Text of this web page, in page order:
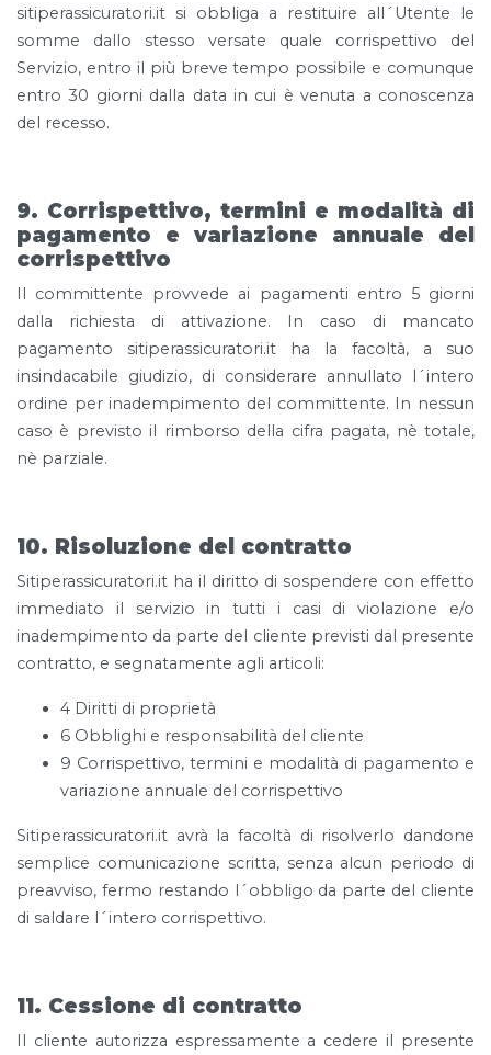
sitiperassicuratori.it si obbliga a restituire all´Utente le
somme dallo stesso versate quale corrispettivo del
Servizio, entro il più breve tempo possibile e comunque
entro 30 giorni dalla data in cui è venuta a conoscenza
del recesso.
9. Corrispettivo, termini e modalità di
pagamento e variazione annuale del
corrispettivo
Il committente provvede ai pagamenti entro 5 giorni
dalla richiesta di attivazione. In caso di mancato
pagamento sitiperassicuratori.it ha la facoltà, a suo
insindacabile giudizio, di considerare annullato l´intero
ordine per inadempimento del committente. In nessun
caso è previsto il rimborso della cifra pagata, nè totale,
nè parziale.
10. Risoluzione del contratto
Sitiperassicuratori.it ha il diritto di sospendere con effetto
immediato il servizio in tutti i casi di violazione e/o
inadempimento da parte del cliente previsti dal presente
contratto, e segnatamente agli articoli:
4 Diritti di proprietà
6 Obblighi e responsabilità del cliente
9 Corrispettivo, termini e modalità di pagamento e
variazione annuale del corrispettivo
Sitiperassicuratori.it avrà la facoltà di risolverlo dandone
semplice comunicazione scritta, senza alcun periodo di
preavviso, fermo restando l´obbligo da parte del cliente
di saldare l´intero corrispettivo.
11. Cessione di contratto
Il cliente autorizza espressamente a cedere il presente